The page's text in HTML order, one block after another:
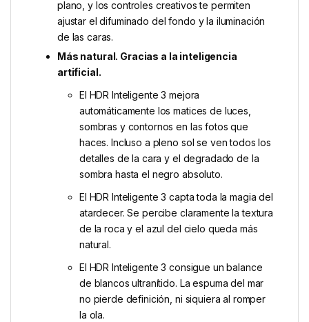
plano, y los controles creativos te permiten
ajustar el difuminado del fondo y la iluminación
de las caras.
Más natural. Gracias a la inteligencia
artificial.
El HDR Inteligente 3 mejora
automáticamente los matices de luces,
sombras y contornos en las fotos que
haces. Incluso a pleno sol se ven todos los
detalles de la cara y el degradado de la
sombra hasta el negro absoluto.
El HDR Inteligente 3 capta toda la magia del
atardecer. Se percibe claramente la textura
de la roca y el azul del cielo queda más
natural.
El HDR Inteligente 3 consigue un balance
de blancos ultranítido. La espuma del mar
no pierde definición, ni siquiera al romper
la ola.